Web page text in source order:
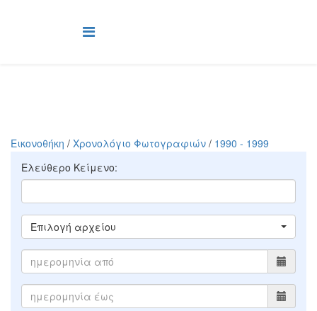
Εικονοθήκη / Χρονολόγιο Φωτογραφιών / 1990 - 1999
Ελεύθερο Κείμενο:
Επιλογή αρχείου